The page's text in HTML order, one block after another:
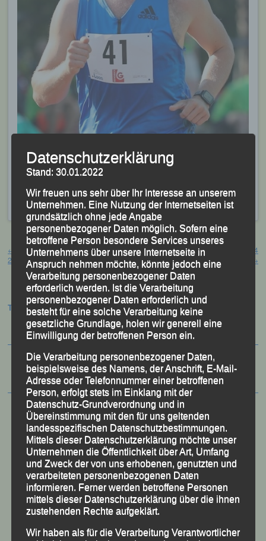
Passau
Foto: Decombe
Veröffentlicht inAktuelles,Archiv 2024|Markiert mitErding
Erdinger Stadtlauf ,Tobias Kapfer
Beitragsnavigation
←
ARGE-Alp 2024 – Aichach,
20./21.09.2024
München Marathon – September 2024
München
→
Termine:
Datenschutzerklärung
Stand: 30.01.2022
Wir freuen uns sehr über Ihr Interesse an unserem
Unternehmen. Eine Nutzung der Internetseiten ist
grundsätzlich ohne jede Angabe
personenbezogener Daten möglich. Sofern eine
betroffene Person besondere Services unseres
Unternehmens über unsere Internetseite in
Anspruch nehmen möchte, könnte jedoch eine
Verarbeitung personenbezogener Daten
erforderlich werden. Ist die Verarbeitung
personenbezogener Daten erforderlich und
besteht für eine solche Verarbeitung keine
gesetzliche Grundlage, holen wir generell eine
Einwilligung der betroffenen Person ein.
Die Verarbeitung personenbezogener Daten,
beispielsweise des Namens, der Anschrift, E-Mail-
Adresse oder Telefonnummer einer betroffenen
Person, erfolgt stets im Einklang mit der
Datenschutz-Grundverordnung und in
Übereinstimmung mit den für uns geltenden
landesspezifischen Datenschutzbestimmungen.
Mittels dieser Datenschutzerklärung möchte unser
Unternehmen die Öffentlichkeit über Art, Umfang
und Zweck der von uns erhobenen, genutzten und
verarbeiteten personenbezogenen Daten
informieren. Ferner werden betroffene Personen
mittels dieser Datenschutzerklärung über die ihnen
zustehenden Rechte aufgeklärt.
Wir haben als für die Verarbeitung Verantwortlicher